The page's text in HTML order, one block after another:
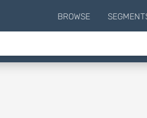
BROWSE